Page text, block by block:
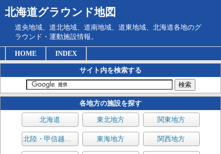
北海道グラウンド地図
道央地域、道北地域、道南地域、道東地域、北海道各地のグ
ラウンド・運動施設情報。
HOME INDEX
サイト内を検索する
各地方の施設を探す
北海道 東北地方 関東地方
北陸・甲信越地方 東海地方 関西地方